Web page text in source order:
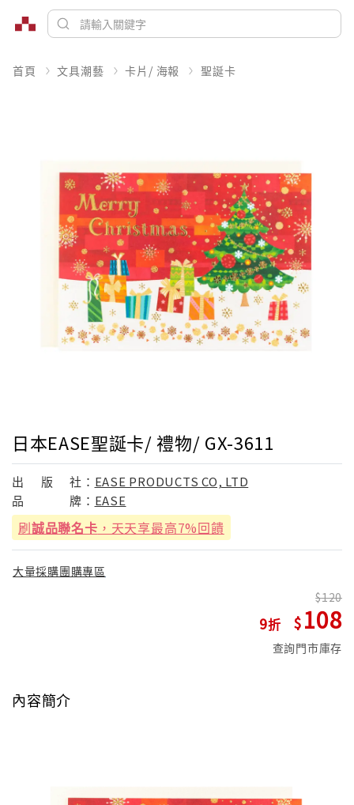
首頁 文具潮藝 卡片/ 海報 聖誕卡
日本EASE聖誕卡/ 禮物/ GX-3611
出 版 社： EASE PRODUCTS CO, LTD
品
牌： EASE
刷誠品聯名卡 ，天天享最高7%回饋
大量採購團購專區
9
120
108
查詢門市庫存
內容簡介